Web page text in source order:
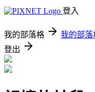
登入
我的部落格 我的部落
登出